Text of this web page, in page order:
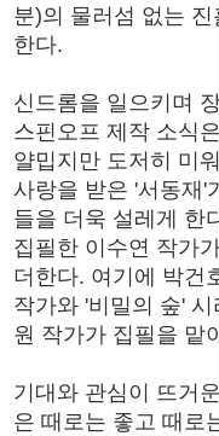
분)의 물러섬 없는
한다.
신드롬을 일으키며
스핀오프 제작 소식
얄밉지만 도저히 미
사랑을 받은 '서동재'
들을 더욱 설레게 한
집필한 이수연 작가
더한다. 여기에 박건
작가와 '비밀의 숲'
원 작가가 집필을 맡
기대와 관심이 뜨거
은 때로는 좋고 때로